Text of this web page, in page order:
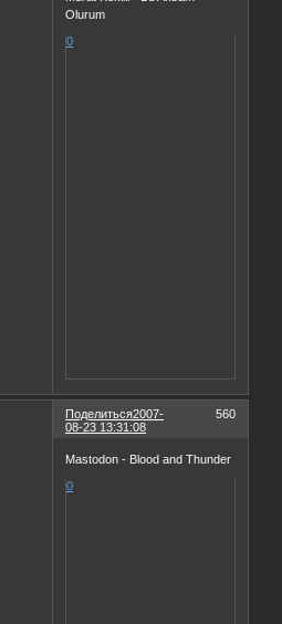
Olurum
0
Поделиться 560
2007-
08-23 13:31:08
Mastodon - Blood and Thunder
0